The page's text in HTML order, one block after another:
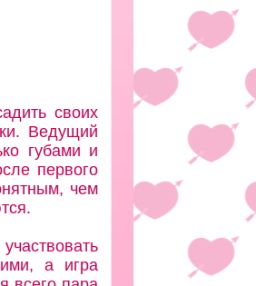
своих
Ведущий
губами и
первого
чем
а игра